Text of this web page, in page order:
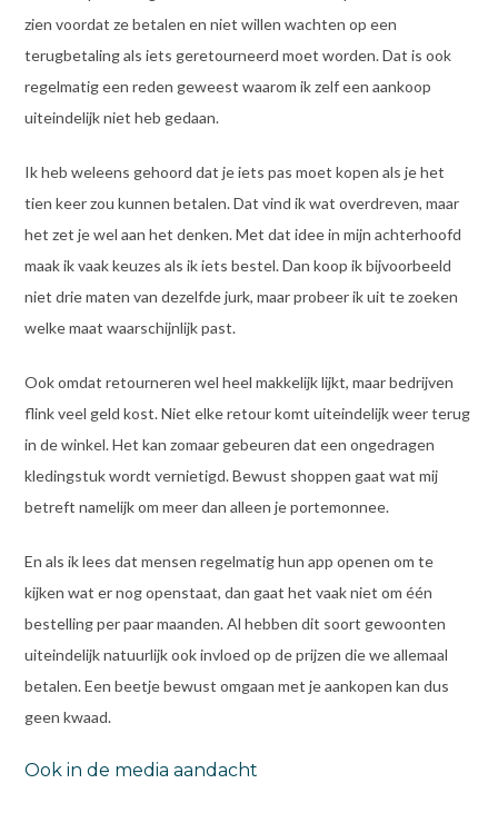
zien voordat ze betalen en niet willen wachten op een
terugbetaling als iets geretourneerd moet worden. Dat is ook
regelmatig een reden geweest waarom ik zelf een aankoop
uiteindelijk niet heb gedaan.
Ik heb weleens gehoord dat je iets pas moet kopen als je het
tien keer zou kunnen betalen. Dat vind ik wat overdreven, maar
het zet je wel aan het denken. Met dat idee in mijn achterhoofd
maak ik vaak keuzes als ik iets bestel. Dan koop ik bijvoorbeeld
niet drie maten van dezelfde jurk, maar probeer ik uit te zoeken
welke maat waarschijnlijk past.
Ook omdat retourneren wel heel makkelijk lijkt, maar bedrijven
flink veel geld kost. Niet elke retour komt uiteindelijk weer terug
in de winkel. Het kan zomaar gebeuren dat een ongedragen
kledingstuk wordt vernietigd. Bewust shoppen gaat wat mij
betreft namelijk om meer dan alleen je portemonnee.
En als ik lees dat mensen regelmatig hun app openen om te
kijken wat er nog openstaat, dan gaat het vaak niet om één
bestelling per paar maanden. Al hebben dit soort gewoonten
uiteindelijk natuurlijk ook invloed op de prijzen die we allemaal
betalen. Een beetje bewust omgaan met je aankopen kan dus
geen kwaad.
Ook in de media aandacht